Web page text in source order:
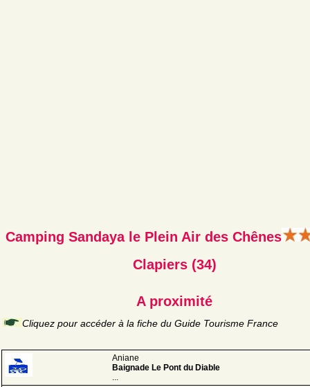
Camping Sandaya le Plein Air des Chênes
Clapiers (34)
A proximité
Cliquez pour accéder à la fiche du Guide Tourisme France
Aniane
Baignade Le Pont du Diable
...